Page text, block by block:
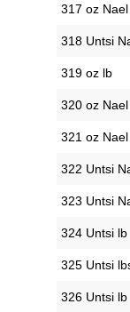
317 oz Nael
318 Untsi
319 oz lb
320 oz Nael
321 oz Nael
322 Untsi
323 Untsi
324 Untsi lb
325 Untsi
326 Untsi lb